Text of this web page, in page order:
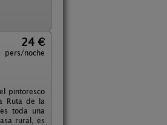
24 €
pers/noche
pintoresco
Ruta de la
toda una
rural, es